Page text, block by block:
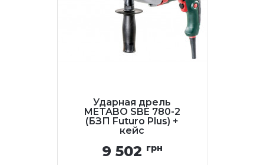
Ударная дрель
METABO SBE 780-2
(БЗП Futuro Plus) +
кейс
9 502 грн